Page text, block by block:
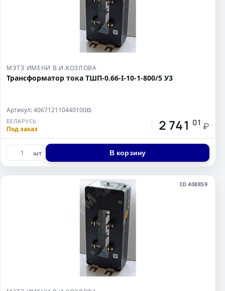
МЭТЗ ИМЕНИ В.И.КОЗЛОВА
Трансформатор тока ТШП-0.66-I-10-1-800/5 У3
Артикул: 406712110440100⧉
БЕЛАРУСЬ
Под заказ 2 741 01 ₽
шт В корзину
ID 408859